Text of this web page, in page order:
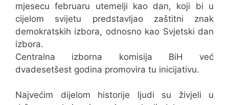
mjesecu februaru utemelјi kao dan, koji bi u
cijelom svijetu predstavlјao zaštitni znak
demokratskih izbora, odnosno kao Svjetski dan
izbora.
Centralna izborna komisija BiH već
dvadesetšest godina promovira tu inicijativu.
Najvećim dijelom historije ljudi su živjeli u